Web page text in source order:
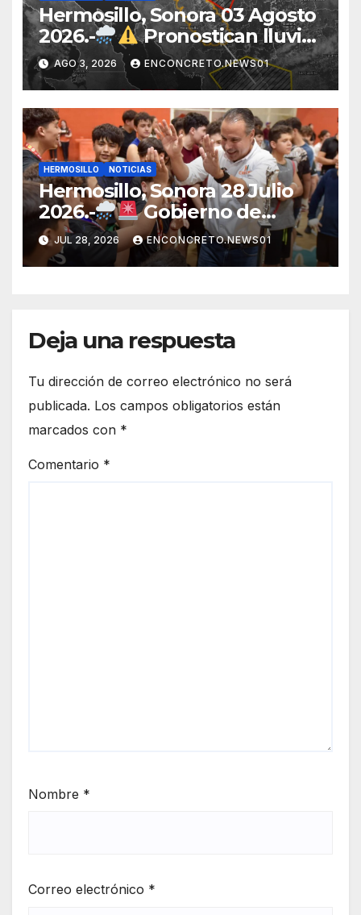
Hermosillo, Sonora 03 Agosto
2026.-
Pronostican lluvias
para Hermosillo esta noche;
norte de Sonora registra
mayor potencial de
tormentas
AGO 3, 2026 ENCONCRETO.NEWS01
HERMOSILLO NOTICIAS
Hermosillo, Sonora 28 Julio
2026.-
Gobierno de
Hermosillo mantiene
operativo por lluvias;
continúan recorridos y
JUL 28, 2026 ENCONCRETO.NEWS01
Deja una respuesta
Tu dirección de correo electrónico no será
publicada. Los campos obligatorios están
marcados con *
Comentario *
Nombre *
Correo electrónico *